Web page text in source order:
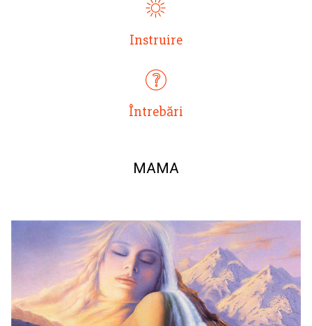
Instruire
Întrebări
MAMA